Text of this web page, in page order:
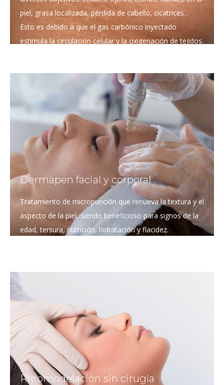
piel, grasa localizada, pérdida de cabello, cicatrices…
Esto es debido a que el gas carbónico inyectado
estimula la circulación celular y la oxigenación de tejidos.
Dermapen facial y corporal
Tratamiento de micropunción que renueva la textura y el
aspecto de la piel, siendo beneficioso para signos de la
edad, tersura, nutrición, hidratación y flacidez.
Rinomodelación sin cirugía